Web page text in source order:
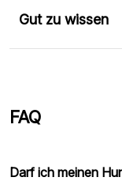
Gut zu wissen
FAQ
Darf ich meinen